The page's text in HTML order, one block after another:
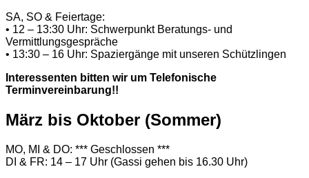
SA, SO & Feiertage:
• 12 – 13:30 Uhr: Schwerpunkt Beratungs- und
Vermittlungsgespräche
• 13:30 – 16 Uhr: Spaziergänge mit unseren Schützlingen
Interessenten bitten wir um Telefonische
Terminvereinbarung!!
März bis Oktober (Sommer)
MO, MI & DO: *** Geschlossen ***
DI & FR: 14 – 17 Uhr (Gassi gehen bis 16.30 Uhr)